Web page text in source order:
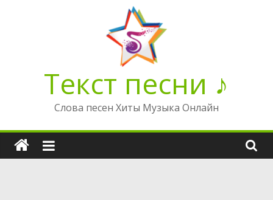
Текст песни ♪
Слова песен Хиты Музыка Онлайн